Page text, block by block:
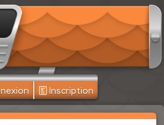
Inscription